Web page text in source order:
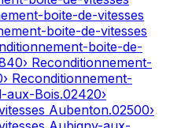
boite-de-vitesses
boite-de-vitesses
boite-de-
› Reconditionnement-
› Reconditionnement-
aux-Bois.02420›
Aubenton.02500›